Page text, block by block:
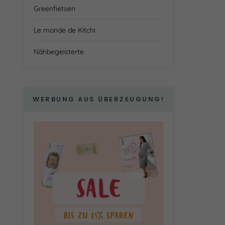
Greenfietsen
Le monde de Kitchi
Nähbegeisterte
WERBUNG AUS ÜBERZEUGUNG!